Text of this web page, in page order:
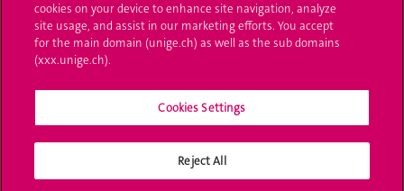
UNIGE Mobile
Médias
Offres d'emploi
Bibliothèque
cookies on your device to enhance site navigation, analyze
site usage, and assist in our marketing efforts. You accept
for the main domain (unige.ch) as well as the sub domains
(xxx.unige.ch).
Cookies Settings
Reject All